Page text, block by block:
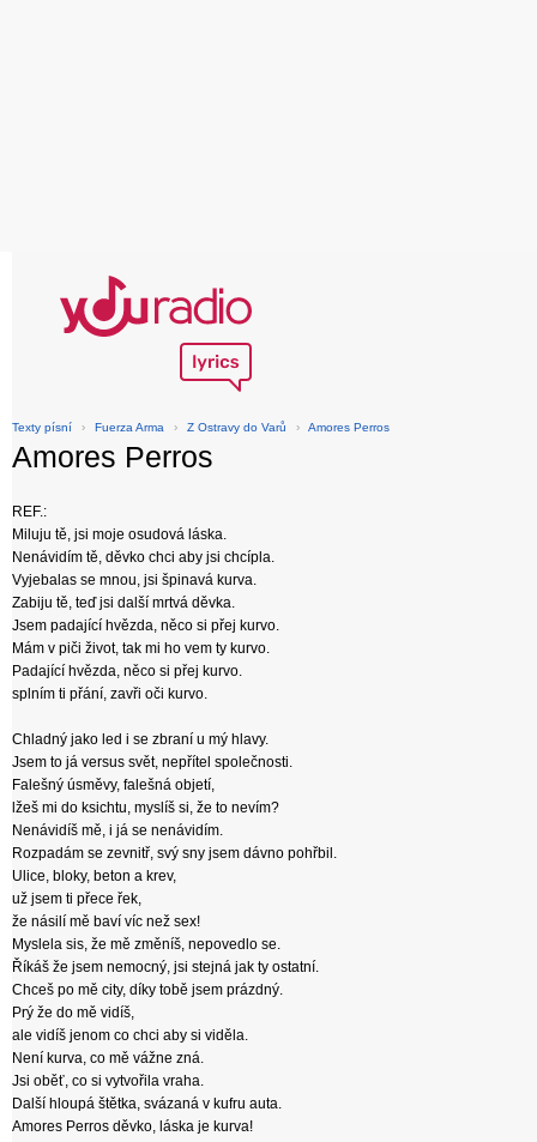
Texty písní › Fuerza Arma › Z Ostravy do Varů › Amores Perros
Amores Perros
REF.:
Miluju tě, jsi moje osudová láska.
Nenávidím tě, děvko chci aby jsi chcípla.
Vyjebalas se mnou, jsi špinavá kurva.
Zabiju tě, teď jsi další mrtvá děvka.
Jsem padající hvězda, něco si přej kurvo.
Mám v piči život, tak mi ho vem ty kurvo.
Padající hvězda, něco si přej kurvo.
splním ti přání, zavři oči kurvo.
Chladný jako led i se zbraní u mý hlavy.
Jsem to já versus svět, nepřítel společnosti.
Falešný úsměvy, falešná objetí,
lžeš mi do ksichtu, myslíš si, že to nevím?
Nenávidíš mě, i já se nenávidím.
Rozpadám se zevnitř, svý sny jsem dávno pohřbil.
Ulice, bloky, beton a krev,
už jsem ti přece řek,
že násilí mě baví víc než sex!
Myslela sis, že mě změníš, nepovedlo se.
Říkáš že jsem nemocný, jsi stejná jak ty ostatní.
Chceš po mě city, díky tobě jsem prázdný.
Prý že do mě vidíš,
ale vidíš jenom co chci aby si viděla.
Není kurva, co mě vážne zná.
Jsi oběť, co si vytvořila vraha.
Další hloupá štětka, svázaná v kufru auta.
Amores Perros děvko, láska je kurva!